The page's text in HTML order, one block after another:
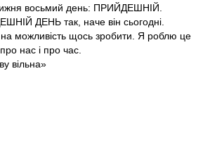
восьмий день: ПРИЙДЕШНІЙ.
ДЕНЬ так, наче він сьогодні.
можливість щось зробити. Я роблю це
нас і про час.
вільна»